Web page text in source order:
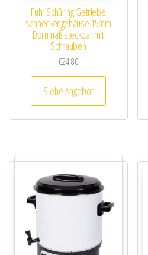
Fuhr Schüring Getriebe
Schneckengehäuse 15mm
Dornmaß steckbar mit
Schrauben
€24.80
Siehe Angebot